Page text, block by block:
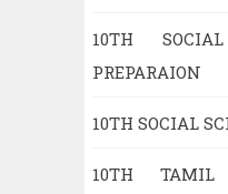
10TH
PREPARAION
10TH SOCIAL
10TH TAMIL